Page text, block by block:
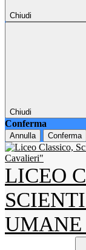
Chiudi
Chiudi
Conferma
Annulla Conferma
LICEO
UMANE